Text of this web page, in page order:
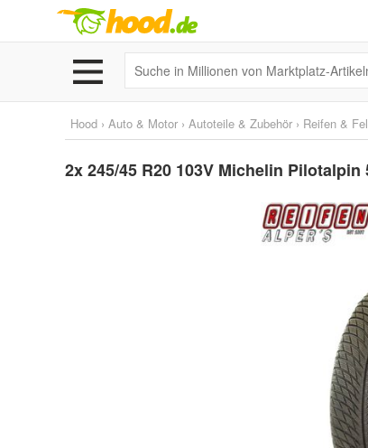
Hood › Auto & Motor › Autoteile & Zubehör › Reifen &
2x 245/45 R20 103V Michelin Pilotalpin